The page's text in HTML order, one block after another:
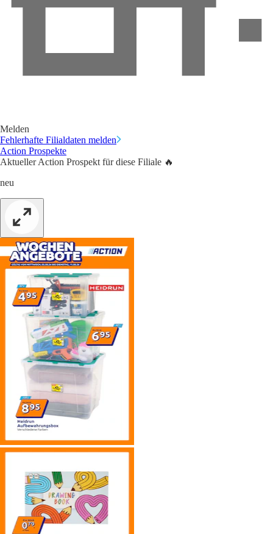
Melden
Fehlerhafte Filialdaten melden
Action Prospekte
Aktueller Action Prospekt für diese Filiale 🔥
neu